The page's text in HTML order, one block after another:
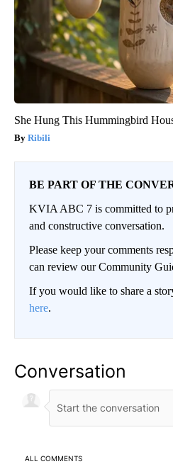
She Hung This Hummingbird
Ribili
BE PART OF THE
KVIA ABC 7 is committed to
and constructive conversation.
Please keep your comments
can review our Community
If you would like to share a
here.
Conversation
ALL COMMENTS